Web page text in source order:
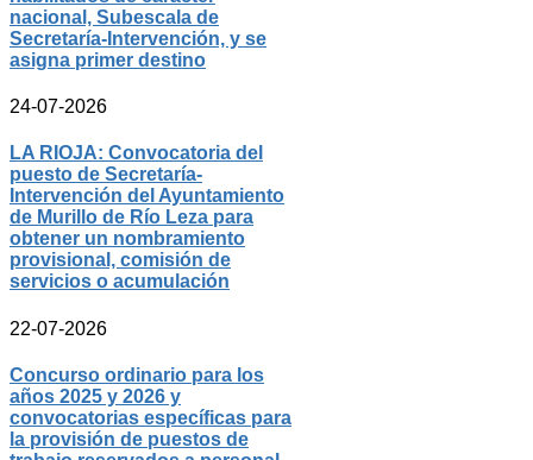
nacional, Subescala de
Secretaría-Intervención, y se
asigna primer destino
24-07-2026
LA RIOJA: Convocatoria del
puesto de Secretaría-
Intervención del Ayuntamiento
de Murillo de Río Leza para
obtener un nombramiento
provisional, comisión de
servicios o acumulación
22-07-2026
Concurso ordinario para los
años 2025 y 2026 y
convocatorias específicas para
la provisión de puestos de